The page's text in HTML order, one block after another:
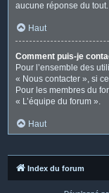
aucune réponse du tout.
Haut
Comment puis-je
Pour l’ensemble des
« Nous contacter », si
Pour les membres du
« L’équipe du forum ».
Haut
Index du forum